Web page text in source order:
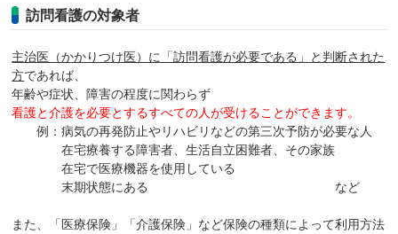
訪問看護の対象者
主治医（かかりつけ医）に「訪問看護が必要である」と判断された
方であれば、
年齢や症状、障害の程度に関わらず
看護と介護を必要とするすべての人が受けることができます。
例：病気の再発防止やリハビリなどの第三次予防が必要な人
在宅療養する障害者、生活自立困難者、その家族
在宅で医療機器を使用している
末期状態にある など
また、「医療保険」「介護保険」など保険の種類によって利用方法